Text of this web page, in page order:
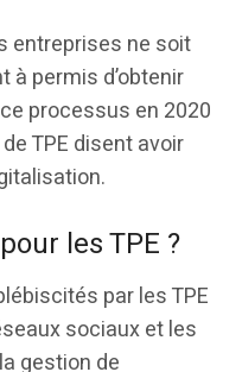
entreprises ne soit
à permis d’obtenir
processus en 2020
TPE disent avoir
les TPE ?
par les TPE
sociaux et les
gestion de